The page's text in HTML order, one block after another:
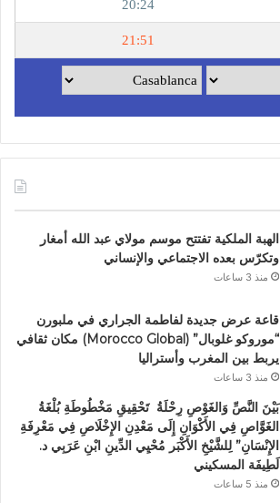
الهبة الملكية تفتتح موسم مولاي عبد الله أمغار
وتكرّس بعده الاجتماعي والإنساني
منذ 3 ساعات
قاعة عرض جديدة لفاطمة الجراري في ملبورن
“موروكو غلوبال” (Morocco Global) مكان ثقافي
يربط بين المغرب وأستراليا
منذ 3 ساعات
بَيْنَ النَّصِّ وَالغَوْصِ رِحْلَةُ تَحْقِيقِ مَخْطُوطَةِ بُلْغَةُ
الغَوَّاصِ فِي الأَكْوَانِ إِلَى مَعْدِنِ الإِخْلَاصِ فِي مَعْرِفَةِ
الإِنْسَانِ” لِلشَّيْخِ الأَكْبَر مُحْيِي الدِّينِ ابْنِ عَرَبِي د.
لَطِيفَة المسكيني
منذ 5 ساعات